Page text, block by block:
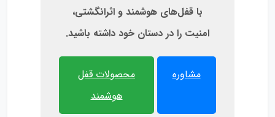
با قفل‌های هوشمند و اثرانگشتی،
امنیت را در دستان خود داشته باشید.
مشاوره
محصولات قفل
هوشمند